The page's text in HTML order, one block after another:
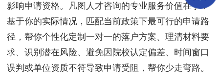
客
好
评
新
闻
资
影响申请资格。凡图人才咨询的专业服务价值在于：
基于你的实际情况，匹配当前政策下最可行的申请路
径，帮你个性化定制一对一的落户方案、理清材料要
求、识别潜在风险、避免因院校认定偏差、时间窗口
误判或单位资质不符导致申请受阻，帮你少走弯路。